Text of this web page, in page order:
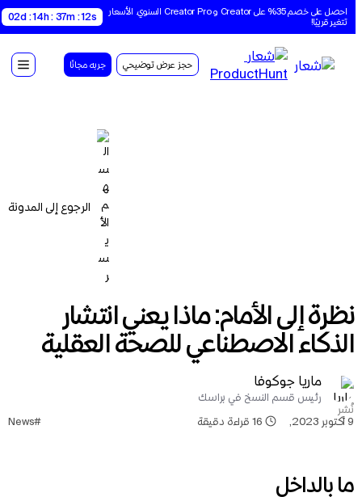
احصل على خصم 35% على Creator و Creator Pro السنوي. الأسعار
تتغير قريبًا!
02d : 14h : 37m : 11s
حجز عرض توضيحي جربه مجانًا
الرجوع إلى المدونة
الذكاء الاصطناعي للصحة العقلية
ماريا جوكوفا
رئيس قسم النسخ في براسك
نُشر
,
16 قراءة دقيقة #News
ما بالداخل